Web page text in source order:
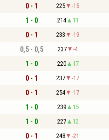
0 - 1 225 -15
1 - 0 214 11
0 - 1 233 -19
0,5 - 0,5 237 -4
1 - 0 220 17
0 - 1 237 -17
0 - 1 254 -17
1 - 0 239 15
1 - 0 227 12
0 - 1 248 -21